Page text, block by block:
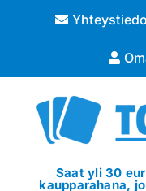
Saat yli 30
kaupparahana,